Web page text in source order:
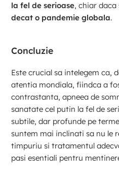
la fel de serioase, chiar
decat o pandemie globala.
Concluzie
Este crucial sa intelegem ca,
atentia mondiala, fiindca a
contrastanta, apneea de
sanatate cel putin la fel de
subtile, dar profunde pe
suntem mai inclinati sa nu le
timpuriu si tratamentul
pasi esentiali pentru